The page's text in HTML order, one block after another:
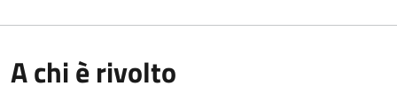
A chi è rivolto